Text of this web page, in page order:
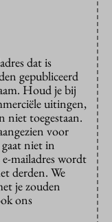
dat is
gepubliceerd
Houd je bij
uitingen,
niet toegestaan.
voor
niet in
e-mailadres wordt
derden. We
je zouden
ons